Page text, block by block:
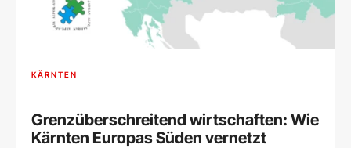
KÄRNTEN
Grenzüberschreitend wirtschaften: Wie
Kärnten Europas Süden vernetzt